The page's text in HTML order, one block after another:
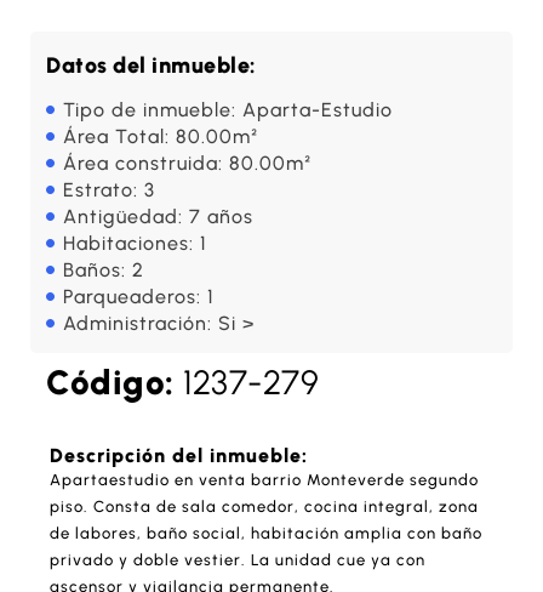
Datos del inmueble:
Tipo de inmueble: Aparta-Estudio
Área Total: 80.00m²
Área construida: 80.00m²
Estrato: 3
Antigüedad: 7 años
Habitaciones: 1
Baños: 2
Parqueaderos: 1
Administración: Si >
Código: 1237-279
Descripción del inmueble:
Apartaestudio en venta barrio Monteverde segundo
piso. Consta de sala comedor, cocina integral, zona
de labores, baño social, habitación amplia con baño
privado y doble vestier. La unidad cue ya con
ascensor y vigilancia permanente.